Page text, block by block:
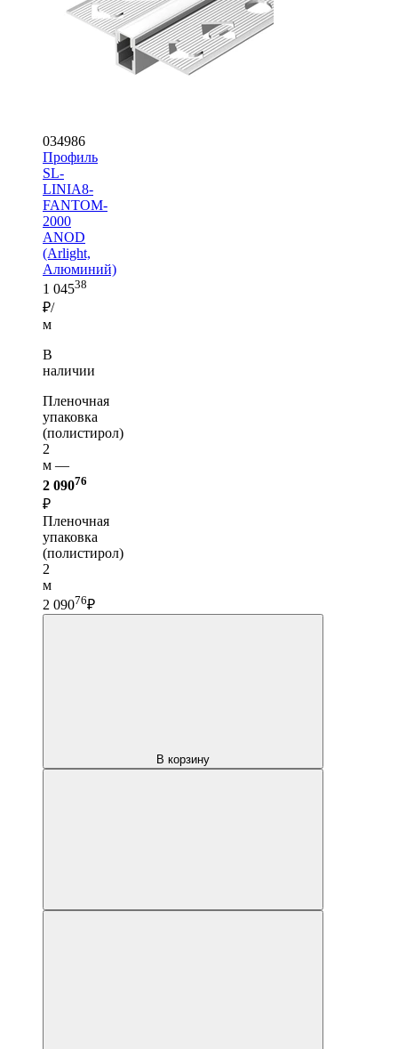
034986
Профиль
SL-
LINIA8-
FANTOM-
2000
ANOD
(Arlight,
Алюминий)
1 04538
₽/
м
В
наличии
Пленочная
упаковка
(полистирол)
2
м —
2 09076
₽
Пленочная
упаковка
(полистирол)
2
м
2 09076₽
В корзину